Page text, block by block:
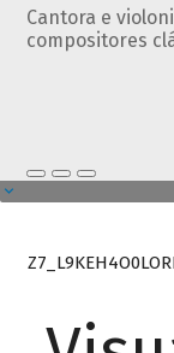
Cantora e
compositores